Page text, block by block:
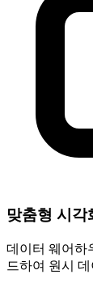
맞춤형 시각
데이터 웨어하
드하여 원시